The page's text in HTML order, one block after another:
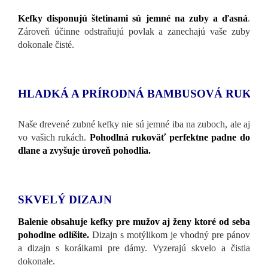
Kefky disponujú štetinami sú jemné na zuby a ďasná.
Zároveň účinne odstraňujú povlak a zanechajú vaše zuby
dokonale čisté.
HLADKÁ A PRÍRODNÁ BAMBUSOVÁ
Naše drevené zubné kefky nie sú jemné iba na zuboch, ale aj
vo vašich rukách. Pohodlná rukoväť perfektne padne do
dlane a zvyšuje úroveň pohodlia.
SKVELÝ DIZAJN
Balenie obsahuje kefky pre mužov aj ženy ktoré od seba
pohodlne odlíšite. Dizajn s motýlikom je vhodný pre pánov
a dizajn s korálkami pre dámy. Vyzerajú skvelo a čistia
dokonale.